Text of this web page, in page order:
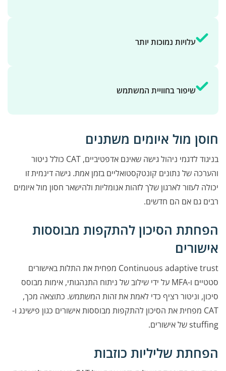
עלויות נמוכות יותר
שיפור בחוויית המשתמש
חוסן מול איומים משתנים
בניגוד לדגמי ניהול גישה שאינם אדפטיביים, CAT כולל ניטור
והערכה של נתונים קונטקסטואליים בזמן אמת. גישה דינמית זו
יכולה לעזור לארגון שלך לזהות אנומליות ולהישאר חסון מול איומים
רבים גם אם הם חדשים.
הפחתת הסיכון להתקפות מבוססות
אישורים
Continuous adaptive trust מפחית את התלות באישורים
סטטיים ו-MFA על ידי שילוב של ניתוח התנהגותי, אימות מבוסס
סיכון, וניטור רציף כדי לאמת את זהות המשתמש. כתוצאה מכך,
CAT מפחית את הסיכון להתקפות מבוססות אישורים כגון פישינג ו-
stuffing של אישורים.
הפחתת שליליות כוזבות